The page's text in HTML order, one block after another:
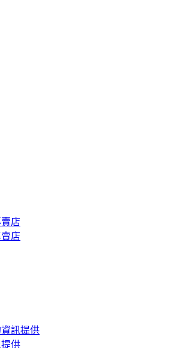
店
店
訊提供
供